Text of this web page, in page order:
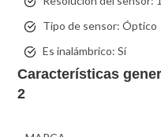
Tipo de sensor:Óptico
Es inalámbrico:Sí
Características
2